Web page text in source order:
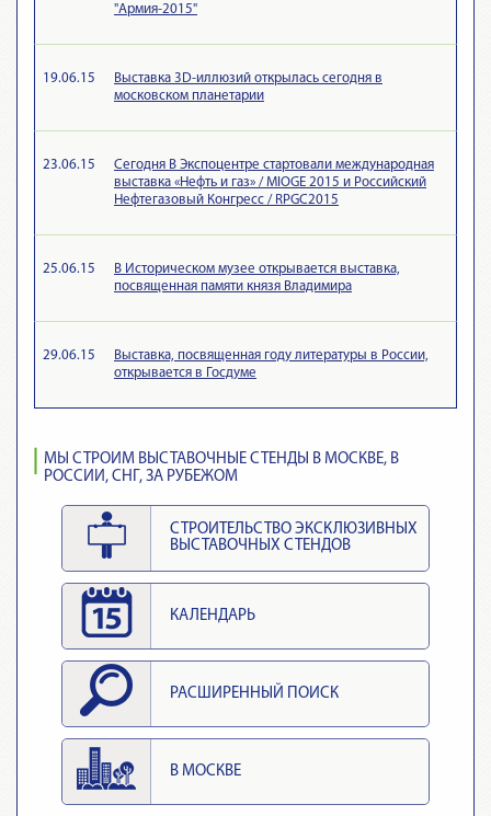
"Армия-2015"
19.06.15
Выставка 3D-иллюзий открылась сегодня в
московском планетарии
23.06.15
Сегодня В Экспоцентре стартовали международная
выставка «Нефть и газ» / MIOGE 2015 и Российский
Нефтегазовый Конгресс / RPGC2015
25.06.15
В Историческом музее открывается выставка,
посвященная памяти князя Владимира
29.06.15
Выставка, посвященная году литературы в России,
открывается в Госдуме
МЫ СТРОИМ ВЫСТАВОЧНЫЕ СТЕНДЫ В МОСКВЕ, В
РОССИИ, СНГ, ЗА РУБЕЖОМ
СТРОИТЕЛЬСТВО ЭКСКЛЮЗИВНЫХ
ВЫСТАВОЧНЫХ СТЕНДОВ
КАЛЕНДАРЬ
РАСШИРЕННЫЙ ПОИСК
В МОСКВЕ